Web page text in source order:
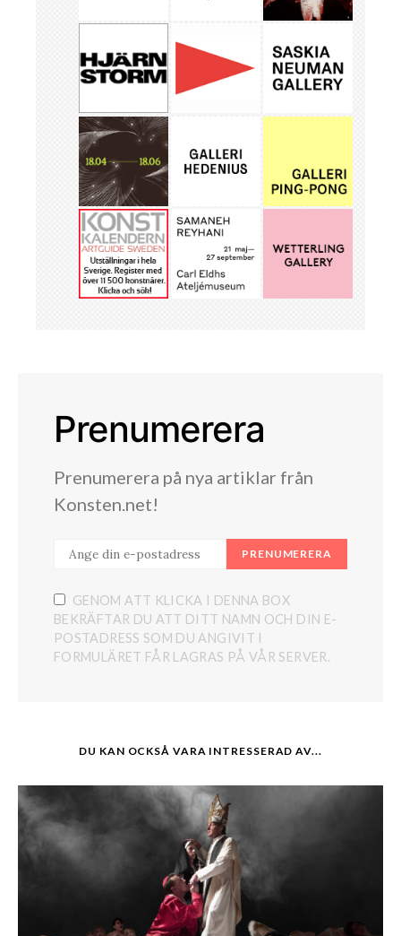
Prenumerera
Prenumerera på nya artiklar från
Konsten.net!
PRENUMERERA
GENOM ATT KLICKA I DENNA BOX
BEKRÄFTAR DU ATT DITT NAMN OCH DIN E-
POSTADRESS SOM DU ANGIVIT I
FORMULÄRET FÅR LAGRAS PÅ VÅR SERVER.
DU KAN OCKSÅ VARA INTRESSERAD AV...